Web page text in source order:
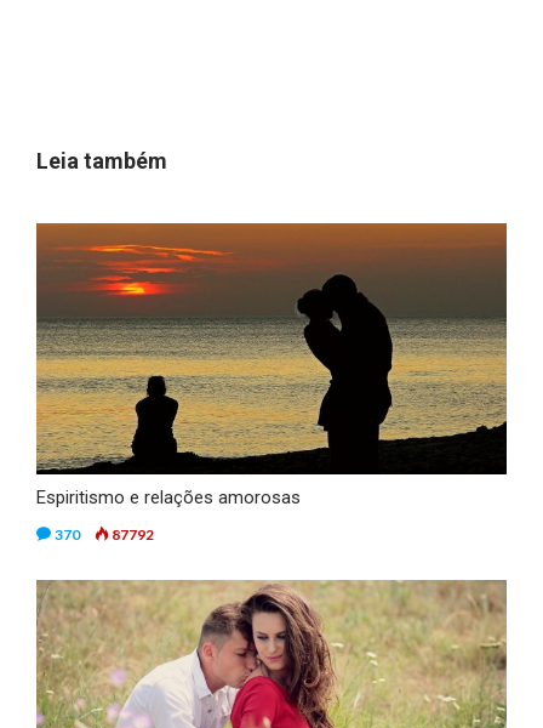
Leia também
Espiritismo e relações amorosas
370 87792